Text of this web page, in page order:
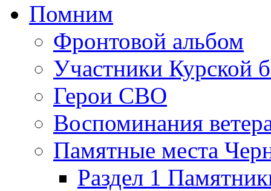
Помним
Фронтовой альбом
Участники Курской
Герои СВО
Воспоминания
Памятные места
Раздел 1